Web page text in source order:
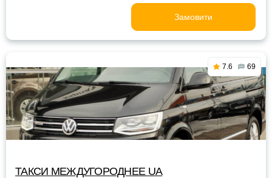
Замовити
7.6 69
ТАКСИ MEЖДУГОРОДНEE UA